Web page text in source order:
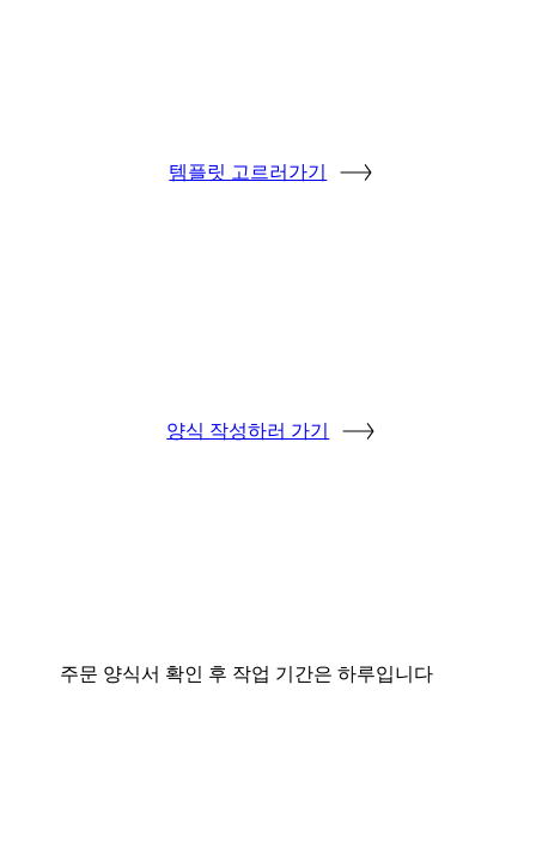
템플릿 고르러가기
양식 작성하러 가기
주문 양식서 확인 후 작업 기간은 하루입니다